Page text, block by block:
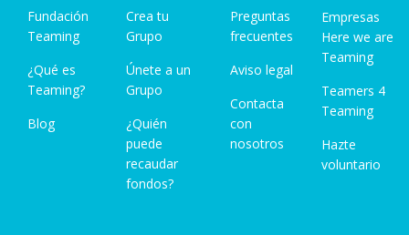
Fundación
Teaming
¿Qué es
Teaming?
Blog
Crea tu
Grupo
Únete a un
Grupo
¿Quién
puede
recaudar
fondos?
Preguntas
frecuentes
Aviso legal
Contacta
con
nosotros
Empresas
Here we are
Teaming
Teamers 4
Teaming
Hazte
voluntario